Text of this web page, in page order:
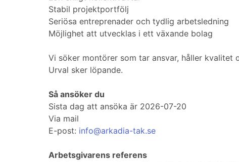
Stabil projektportfölj
Seriösa entreprenader och tydlig arbetsledning
Möjlighet att utvecklas i ett växande bolag
Vi söker montörer som tar ansvar, håller
Urval sker löpande.
Så ansöker du
Sista dag att ansöka är 2026-07-20
Via mail
E-post: info@arkadia-tak.se
Arbetsgivarens referens